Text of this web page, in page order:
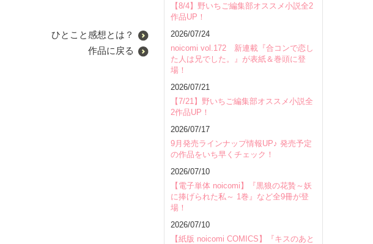
ひとこと感想とは？
作品に戻る
【8/4】野いちご編集部オススメ小説全2
作品UP！
2026/07/24
noicomi vol.172 新連載『合コンで恋し
た人は兄でした。』が表紙＆巻頭に登
場！
2026/07/21
【7/21】野いちご編集部オススメ小説全
2作品UP！
2026/07/17
9月発売ラインナップ情報UP♪ 発売予定
の作品をいち早くチェック！
2026/07/10
【電子単体 noicomi】『黒狼の花贄～妖
に捧げられた私～ 1巻』など全9冊が登
場！
2026/07/10
【紙版 noicomi COMICS】『キスのあと